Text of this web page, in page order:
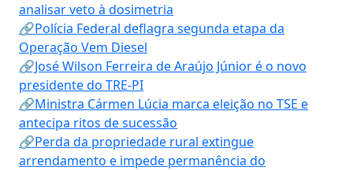
analisar veto à dosimetria
🔗Polícia Federal deflagra segunda etapa da
Operação Vem Diesel
🔗José Wilson Ferreira de Araújo Júnior é o novo
presidente do TRE-PI
🔗Ministra Cármen Lúcia marca eleição no TSE e
antecipa ritos de sucessão
🔗Perda da propriedade rural extingue
arrendamento e impede permanência do